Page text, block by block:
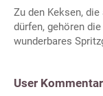
Zu den Keksen,
dürfen, gehören
wunderbares
User